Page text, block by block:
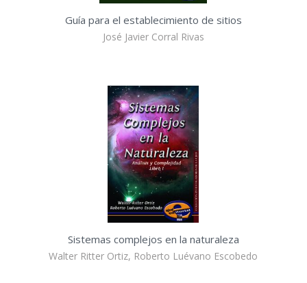
Guía para el establecimiento de sitios
José Javier Corral Rivas
Sistemas complejos en la naturaleza
Walter Ritter Ortiz, Roberto Luévano Escobedo